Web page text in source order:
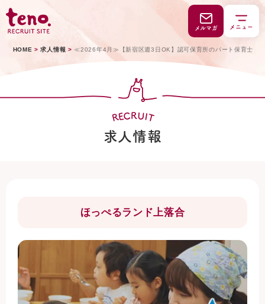
メルマガ メニュー
HOME > 求人情報 > ≪2026年4月≫【新宿区週3日OK】認可保育所のパート保育士
RECRUIT
求人情報
ほっぺるランド上落合